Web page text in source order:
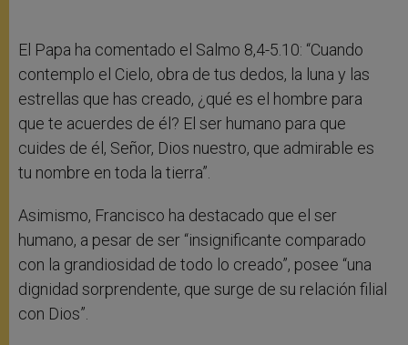
El Papa ha comentado el Salmo 8,4-5.10: “Cuando
contemplo el Cielo, obra de tus dedos, la luna y las
estrellas que has creado, ¿qué es el hombre para
que te acuerdes de él? El ser humano para que
cuides de él, Señor, Dios nuestro, que admirable es
tu nombre en toda la tierra”.
Asimismo, Francisco ha destacado que el ser
humano, a pesar de ser “insignificante comparado
con la grandiosidad de todo lo creado”, posee “una
dignidad sorprendente, que surge de su relación filial
con Dios”.